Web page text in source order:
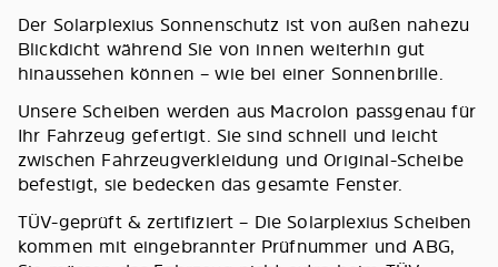
Der Solarplexius Sonnenschutz ist von außen nahezu
Blickdicht während Sie von innen weiterhin gut
hinaussehen können – wie bei einer Sonnenbrille.
Unsere Scheiben werden aus Macrolon passgenau für
Ihr Fahrzeug gefertigt. Sie sind schnell und leicht
zwischen Fahrzeugverkleidung und Original-Scheibe
befestigt, sie bedecken das gesamte Fenster.
TÜV-geprüft & zertifiziert – Die Solarplexius Scheiben
kommen mit eingebrannter Prüfnummer und ABG,